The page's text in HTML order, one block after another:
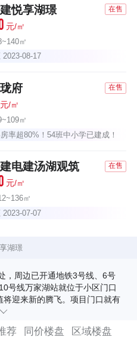
悦享湖璟 在售
元/㎡
㎡
2023-08-17
府 在售
元/㎡
㎡
率超80%！54班中小学已建成！
电建汤湖观筑 在售
元/㎡
㎡
2023-07-07
湖璟
，周边已开通地铁3号线、6号
号线万家湖站就位于小区门口
迎来新的腾飞。项目门口就有
公交线路可直达沌口、汉阳各
服务型商业聚合体，吃喝玩乐
荐 同价楼盘 区域楼盘